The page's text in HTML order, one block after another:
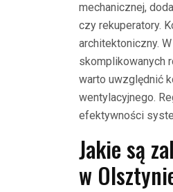
mechanicznej,
czy rekuperatory.
architektoniczny.
skomplikowanych
warto uwzględnić
wentylacyjnego.
efektywności
Jakie są
w